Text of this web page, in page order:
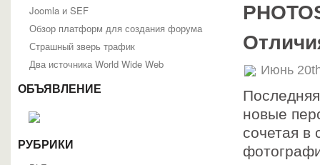
Joomla и SEF
Обзор платформ для создания форума
Страшный зверь трафик
Два источника World Wide Web
ОБЪЯВЛЕНИЕ
РУБРИКИ
Июнь
новые
сочетая